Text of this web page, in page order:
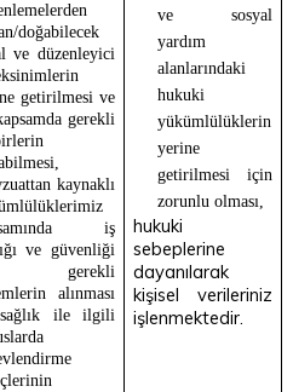
doğabilecek
ve düzenleyici
getirilmesi ve
gerekli
kaynaklı
iş
ve güvenliği
gerekli
alınması
ile ilgili
ve sosyal
yardım
alanlarındaki
hukuki
yükümlülüklerin
yerine
getirilmesi için
zorunlu olması,
hukuki
sebeplerine
dayanılarak
kişisel verileriniz
işlenmektedir.